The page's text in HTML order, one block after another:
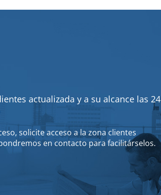
actualizada y a su alcance las 24
solicite acceso a la zona clientes
en contacto para facilitárselos.